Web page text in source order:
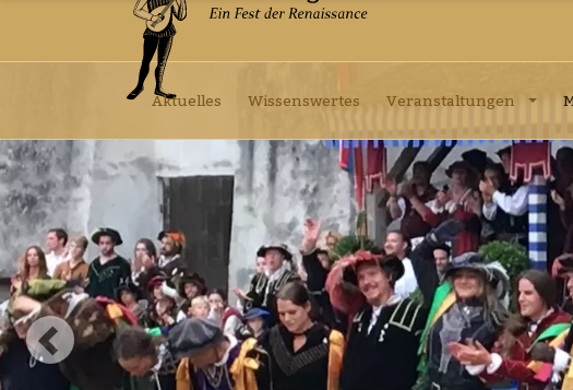
Aktuelles Wissenswertes Veranstaltungen